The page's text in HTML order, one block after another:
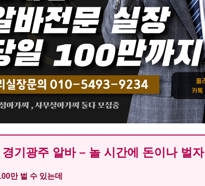
기광주 알바 – 놀 시간에 돈이나 벌자
만 벌 수 있는데